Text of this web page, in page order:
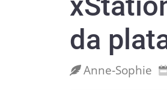
da
Anne‑Sophie